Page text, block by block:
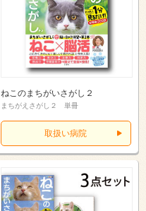
ねこのまちがいさがし２
まちがえさがし２ 単冊
取扱い病院